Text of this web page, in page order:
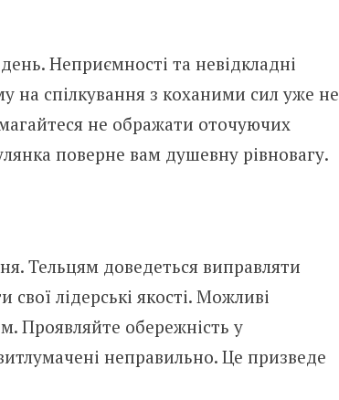
Неприємності та невідкладні
на спілкування з коханими сил уже не
не ображати оточуючих
поверне вам душевну рівновагу.
Тельцям доведеться виправляти
лідерські якості. Можливі
Проявляйте обережність у
неправильно. Це призведе